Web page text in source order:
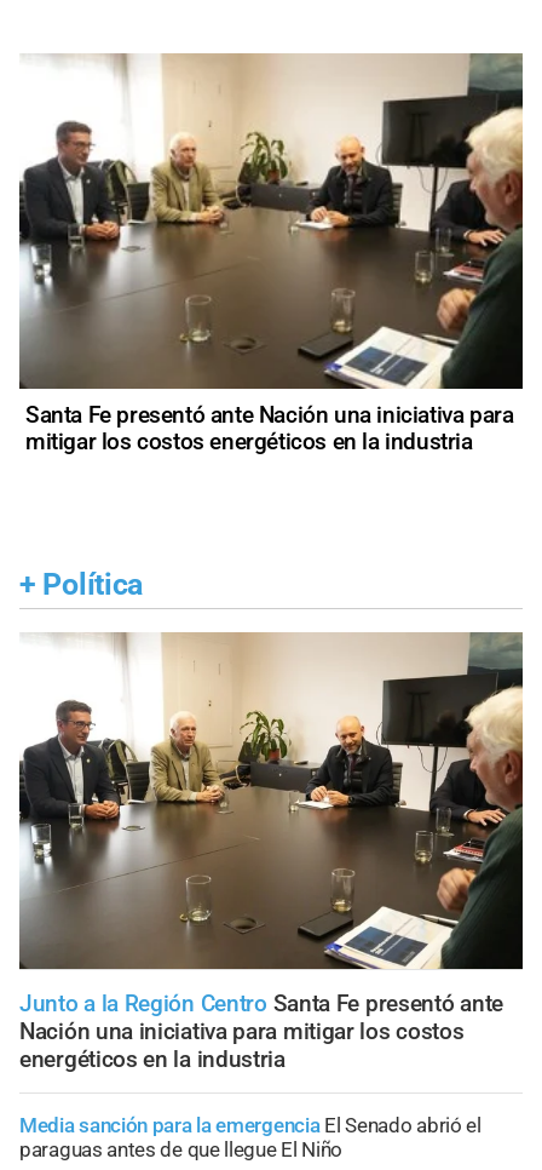
Santa Fe presentó ante Nación una iniciativa para
mitigar los costos energéticos en la industria
+ Política
Junto a la Región Centro Santa Fe presentó ante
Nación una iniciativa para mitigar los costos
energéticos en la industria
Media sanción para la emergencia El Senado abrió el
paraguas antes de que llegue El Niño